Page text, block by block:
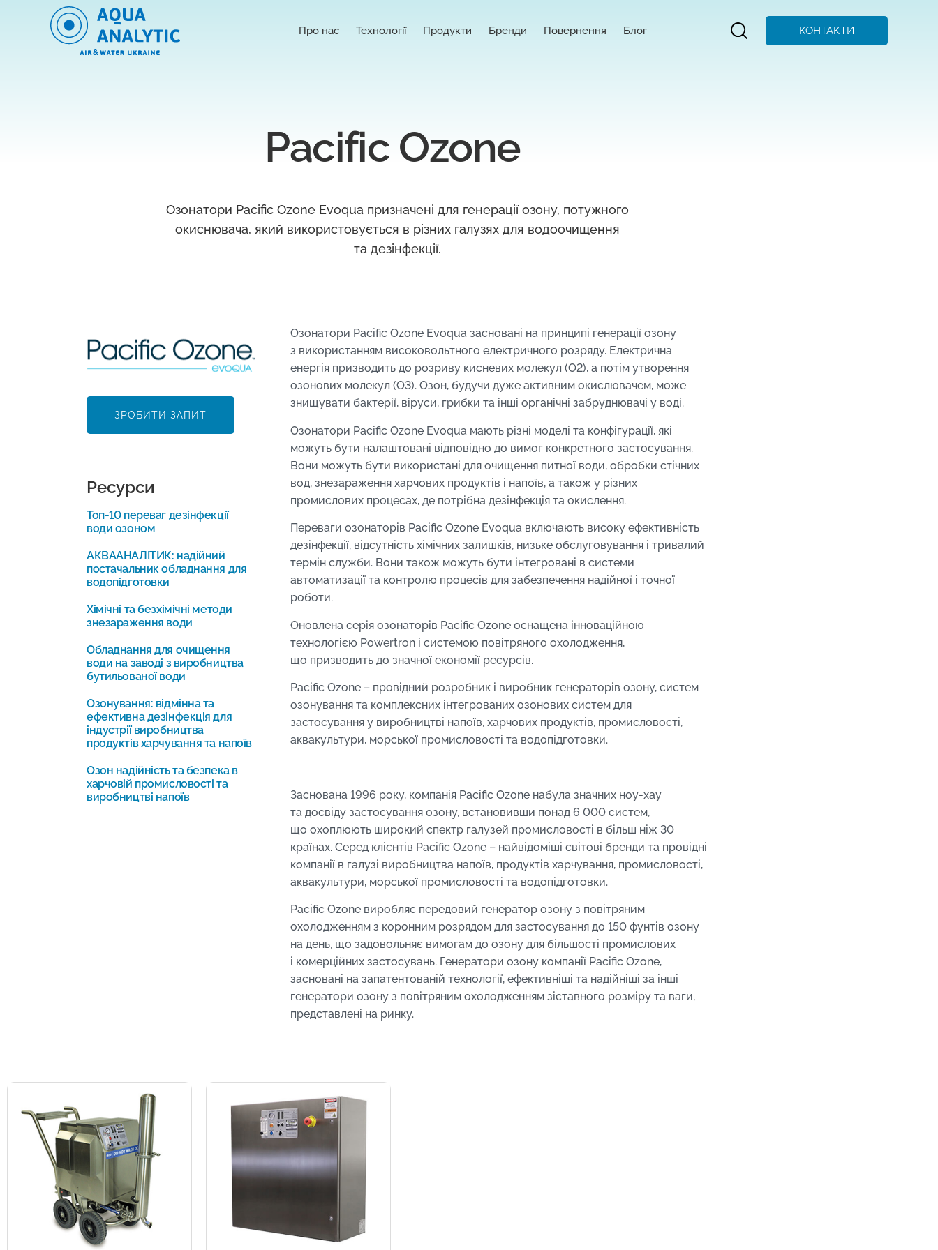
Про нас Технології Продукти Бренди Повернення Блог КОНТАКТИ
Pacific Ozone
Озонатори Pacific Ozone Evoqua призначені для генерації озону, потужного
окиснювача, який використовується в різних галузях для водоочищення
та дезінфекції.
ЗРОБИТИ ЗАПИТ
Ресурси
Топ-10 переваг дезінфекції
води озоном
АКВААНАЛІТИК: надійний
постачальник обладнання для
водопідготовки
Хімічні та безхімічні методи
знезараження води
Обладнання для очищення
води на заводі з виробництва
бутильованої води
Озонування: відмінна та
ефективна дезінфекція для
індустрії виробництва
продуктів харчування та напоїв
Озон надійність та безпека в
харчовій промисловості та
виробництві напоїв
Озонатори Pacific Ozone Evoqua засновані на принципі генерації озону
з використанням високовольтного електричного розряду. Електрична
енергія призводить до розриву кисневих молекул (O2), а потім утворення
озонових молекул (O3). Озон, будучи дуже активним окислювачем, може
знищувати бактерії, віруси, грибки та інші органічні забруднювачі у воді.
Озонатори Pacific Ozone Evoqua мають різні моделі та конфігурації, які
можуть бути налаштовані відповідно до вимог конкретного застосування.
Вони можуть бути використані для очищення питної води, обробки стічних
вод, знезараження харчових продуктів і напоїв, а також у різних
промислових процесах, де потрібна дезінфекція та окислення.
Переваги озонаторів Pacific Ozone Evoqua включають високу ефективність
дезінфекції, відсутність хімічних залишків, низьке обслуговування і тривалий
термін служби. Вони також можуть бути інтегровані в системи
автоматизації та контролю процесів для забезпечення надійної і точної
роботи.
Оновлена серія озонаторів Pacific Ozone оснащена інноваційною
технологією Powertron і системою повітряного охолодження,
що призводить до значної економії ресурсів.
Pacific Ozone – провідний розробник і виробник генераторів озону, систем
озонування та комплексних інтегрованих озонових систем для
застосування у виробництві напоїв, харчових продуктів, промисловості,
аквакультури, морської промисловості та водопідготовки.
Заснована 1996 року, компанія Pacific Ozone набула значних ноу-хау
та досвіду застосування озону, встановивши понад 6 000 систем,
що охоплюють широкий спектр галузей промисловості в більш ніж 30
країнах. Серед клієнтів Pacific Ozone – найвідоміші світові бренди та провідні
компанії в галузі виробництва напоїв, продуктів харчування, промисловості,
аквакультури, морської промисловості та водопідготовки.
Pacific Ozone виробляє передовий генератор озону з повітряним
охолодженням з коронним розрядом для застосування до 150 фунтів озону
на день, що задовольняє вимогам до озону для більшості промислових
і комерційних застосувань. Генератори озону компанії Pacific Ozone,
засновані на запатентованій технології, ефективніші та надійніші за інші
генератори озону з повітряним охолодженням зіставного розміру та ваги,
представлені на ринку.